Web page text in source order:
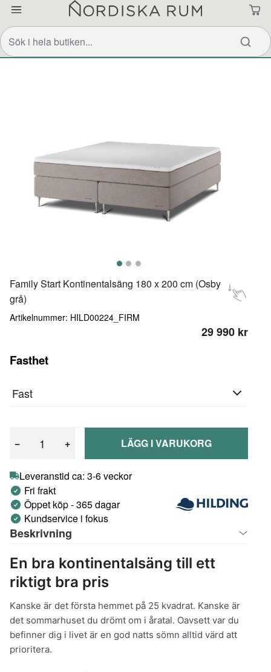
Family Start Kontinentalsäng 180 x 200 cm (Osby
grå)
Artikelnummer: HILD00224_FIRM
29 990 kr
Fasthet
Fast
− + LÄGG I VARUKORG
Leveranstid ca: 3-6 veckor
Fri frakt
Öppet köp - 365 dagar
Kundservice i fokus
Beskrivning
En bra kontinentalsäng till ett
riktigt bra pris
Kanske är det första hemmet på 25 kvadrat. Kanske är
det sommarhuset du drömt om i åratal. Oavsett var du
befinner dig i livet är en god natts sömn alltid värd att
prioritera.